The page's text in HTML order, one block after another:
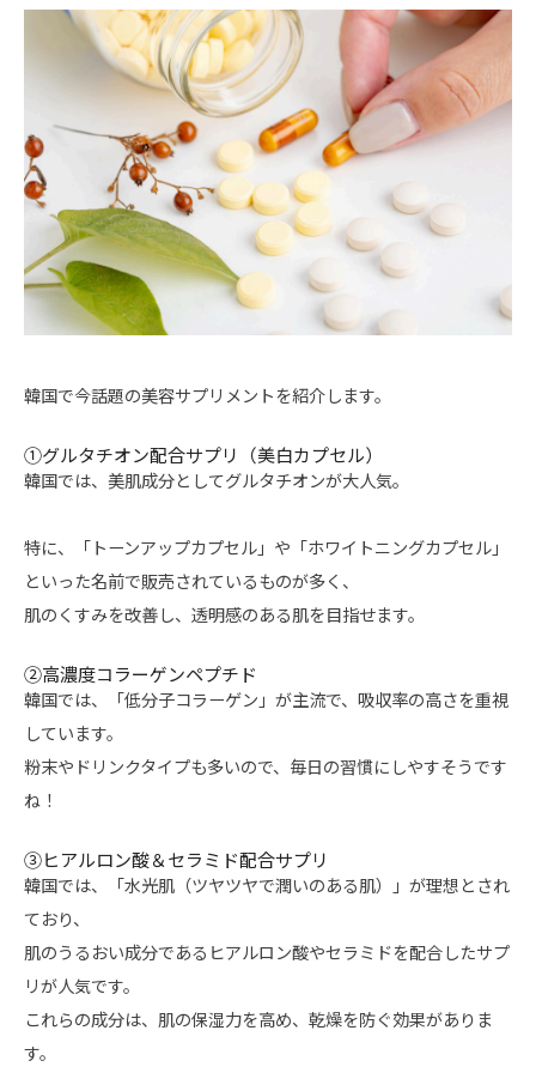
韓国で今話題の美容サプリメントを紹介します。
①グルタチオン配合サプリ（美白カプセル）
韓国では、美肌成分としてグルタチオンが大人気。
特に、「トーンアップカプセル」や「ホワイトニングカプセル」
といった名前で販売されているものが多く、
肌のくすみを改善し、透明感のある肌を目指せます。
②高濃度コラーゲンペプチド
韓国では、「低分子コラーゲン」が主流で、吸収率の高さを重視
しています。
粉末やドリンクタイプも多いので、毎日の習慣にしやすそうです
ね！
③ヒアルロン酸＆セラミド配合サプリ
韓国では、「水光肌（ツヤツヤで潤いのある肌）」が理想とされ
ており、
肌のうるおい成分であるヒアルロン酸やセラミドを配合したサプ
リが人気です。
これらの成分は、肌の保湿力を高め、乾燥を防ぐ効果がありま
す。